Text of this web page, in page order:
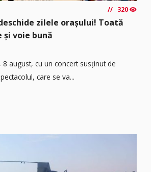
320
zilele orașului! Toată
voie bună
august, cu un concert susținut de
care se va...